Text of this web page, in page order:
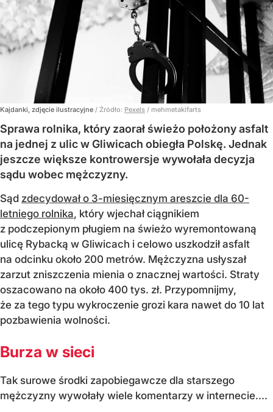
Kajdanki, zdjęcie ilustracyjne / Źródło: Pexels / mehmetakifarts
Sprawa rolnika, który zaorał świeżo położony asfalt
na jednej z ulic w Gliwicach obiegła Polskę. Jednak
jeszcze większe kontrowersje wywołała decyzja
sądu wobec mężczyzny.
Sąd zdecydował o 3-miesięcznym areszcie dla 60-
letniego rolnika, który wjechał ciągnikiem
z podczepionym pługiem na świeżo wyremontowaną
ulicę Rybacką w Gliwicach i celowo uszkodził asfalt
na odcinku około 200 metrów. Mężczyzna usłyszał
zarzut zniszczenia mienia o znacznej wartości. Straty
oszacowano na około 400 tys. zł. Przypomnijmy,
że za tego typu wykroczenie grozi kara nawet do 10 lat
pozbawienia wolności.
Burza w sieci
Tak surowe środki zapobiegawcze dla starszego
mężczyzny wywołały wiele komentarzy w internecie....